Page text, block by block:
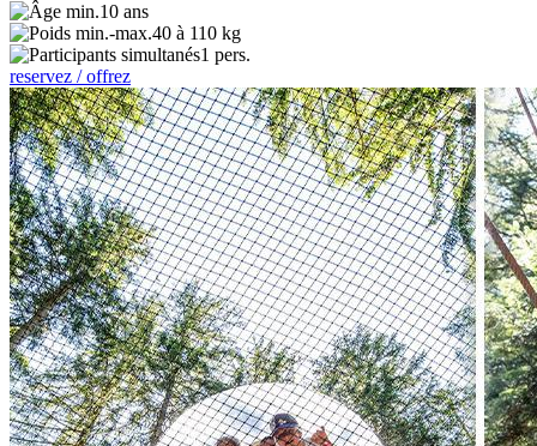
10 ans
40 à 110 kg
1 pers.
reservez / offrez